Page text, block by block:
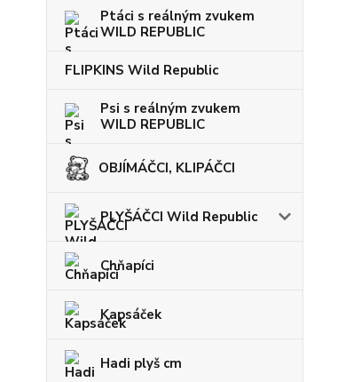
Ptáci s reálným zvukem
WILD REPUBLIC
FLIPKINS Wild Republic
Psi s reálným zvukem
WILD REPUBLIC
OBJÍMÁČCI, KLIPÁČCI
PLYŠÁČCI Wild Republic
Chňapíci
Kapsáček
Hadi plyš cm